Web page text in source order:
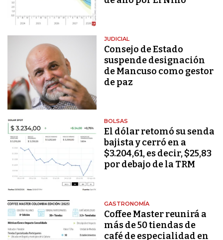
JUDICIAL
Consejo de Estado
suspende designación
de Mancuso como gestor
de paz
BOLSAS
El dólar retomó su senda
bajista y cerró en a
$3.204,61, es decir, $25,83
por debajo de la TRM
GASTRONOMÍA
Coffee Master reunirá a
más de 50 tiendas de
café de especialidad en